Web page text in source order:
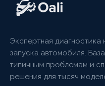
Экспертная диагностика
запуска автомобиля.
типичным проблемам и
решения для тысяч